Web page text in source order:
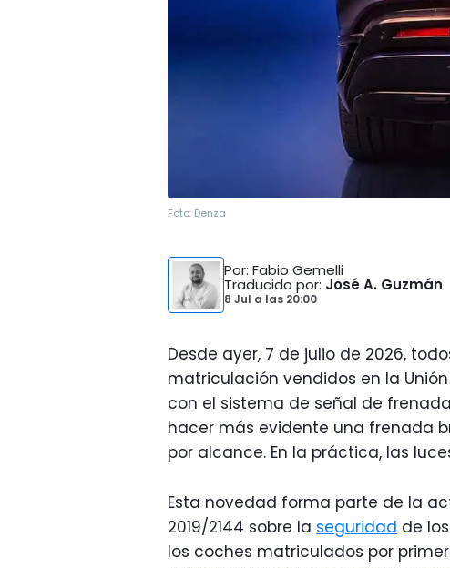
Foto: Denza
Por: Fabio Gemelli
Traducido por: José A. Guzmán
8 Jul a las 20:00
Desde ayer, 7 de julio de 2026,
matriculación vendidos en la
con el sistema de señal de
hacer más evidente una frenada
por alcance. En la práctica, las
Esta novedad forma parte de la
2019/2144 sobre la seguridad de
los coches matriculados por